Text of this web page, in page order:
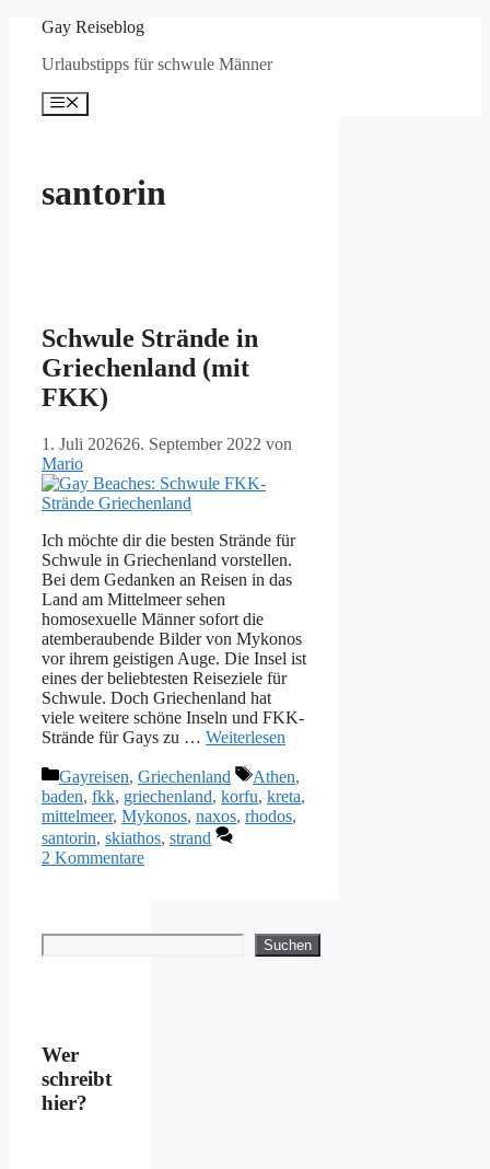
springen
Gay Reiseblog
Urlaubstipps für schwule Männer
Menü
santorin
Schwule Strände in
Griechenland (mit
FKK)
1. Juli 202626. September 2022 von
Mario
Ich möchte dir die besten Strände für
Schwule in Griechenland vorstellen.
Bei dem Gedanken an Reisen in das
Land am Mittelmeer sehen
homosexuelle Männer sofort die
atemberaubende Bilder von Mykonos
vor ihrem geistigen Auge. Die Insel ist
eines der beliebtesten Reiseziele für
Schwule. Doch Griechenland hat
viele weitere schöne Inseln und FKK-
Strände für Gays zu … Weiterlesen
Kategorien
Gayreisen, Griechenland Schlagwörter
Athen,
baden, fkk, griechenland, korfu, kreta,
mittelmeer, Mykonos, naxos, rhodos,
santorin, skiathos, strand
2 Kommentare
Suchen Suchen
Wer
schreibt
hier?